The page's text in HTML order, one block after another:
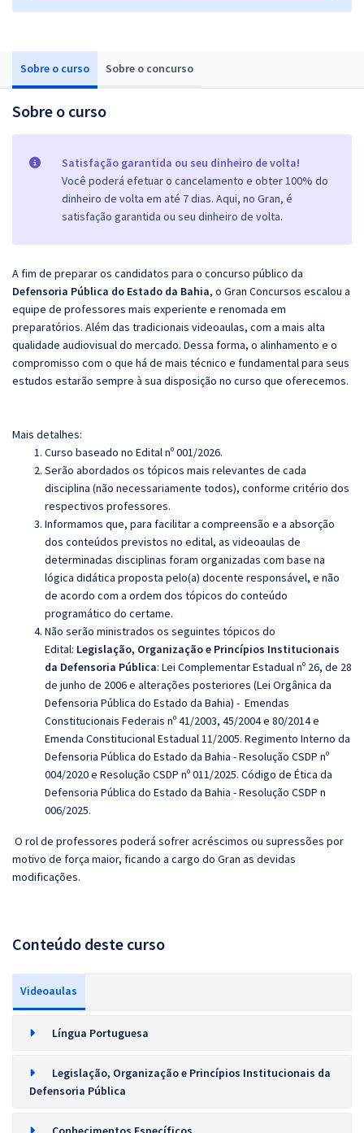
Sobre o curso Sobre o concurso
Sobre o curso
Satisfação garantida ou seu dinheiro de volta!
Você poderá efetuar o cancelamento e obter 100% do
dinheiro de volta em até 7 dias. Aqui, no Gran, é
satisfação garantida ou seu dinheiro de volta.
A fim de preparar os candidatos para o concurso público da
Defensoria Pública do Estado da Bahia, o Gran Concursos escalou a
equipe de professores mais experiente e renomada em
preparatórios. Além das tradicionais videoaulas, com a mais alta
qualidade audiovisual do mercado. Dessa forma, o alinhamento e o
compromisso com o que há de mais técnico e fundamental para seus
estudos estarão sempre à sua disposição no curso que oferecemos.
Mais detalhes:
Curso baseado no Edital nº 001/2026.
Serão abordados os tópicos mais relevantes de cada
disciplina (não necessariamente todos), conforme critério dos
respectivos professores.
Informamos que, para facilitar a compreensão e a absorção
dos conteúdos previstos no edital, as videoaulas de
determinadas disciplinas foram organizadas com base na
lógica didática proposta pelo(a) docente responsável, e não
de acordo com a ordem dos tópicos do conteúdo
programático do certame.
Não serão ministrados os seguintes tópicos do
Edital: Legislação, Organização e Princípios Institucionais
da Defensoria Pública: Lei Complementar Estadual nº 26, de 28
de junho de 2006 e alterações posteriores (Lei Orgânica da
Defensoria Pública do Estado da Bahia) - Emendas
Constitucionais Federais nº 41/2003, 45/2004 e 80/2014 e
Emenda Constitucional Estadual 11/2005. Regimento Interno da
Defensoria Pública do Estado da Bahia - Resolução CSDP nº
004/2020 e Resolução CSDP nº 011/2025. Código de Ética da
Defensoria Pública do Estado da Bahia - Resolução CSDP n
006/2025.
O rol de professores poderá sofrer acréscimos ou supressões por
motivo de força maior, ficando a cargo do Gran as devidas
modificações.
Conteúdo deste curso
Videoaulas
Língua Portuguesa
Legislação, Organização e Princípios Institucionais da
Defensoria Pública